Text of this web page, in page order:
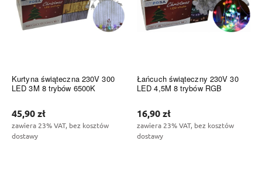
Kurtyna świąteczna 230V 300
LED 3M 8 trybów 6500K
45,90 zł
zawiera 23% VAT, bez kosztów
dostawy
Łańcuch świąteczny 230V 30
LED 4,5M 8 trybów RGB
16,90 zł
zawiera 23% VAT, bez kosztów
dostawy